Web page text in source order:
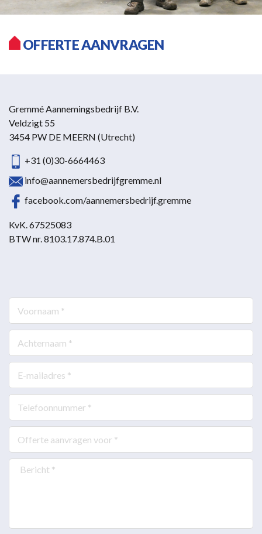
OFFERTE AANVRAGEN
Gremmé Aannemingsbedrijf B.V.
Veldzigt 55
3454 PW DE MEERN (Utrecht)
+31 (0)30-6664463
info@aannemersbedrijfgremme.nl
facebook.com/aannemersbedrijf.gremme
KvK. 67525083
BTW nr. 8103.17.874.B.01